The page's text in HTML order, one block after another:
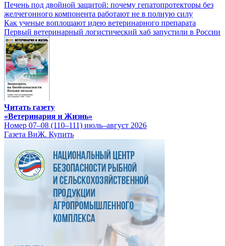
Печень под двойной защитой: почему гепатопротекторы без
желчегонного компонента работают не в полную силу
Как ученые воплощают идею ветеринарного препарата
Первый ветеринарный логистический хаб запустили в России
Читать газету
«Ветеринария и Жизнь»
Номер 07–08 (110–111) июль–август 2026
Газета ВиЖ. Купить